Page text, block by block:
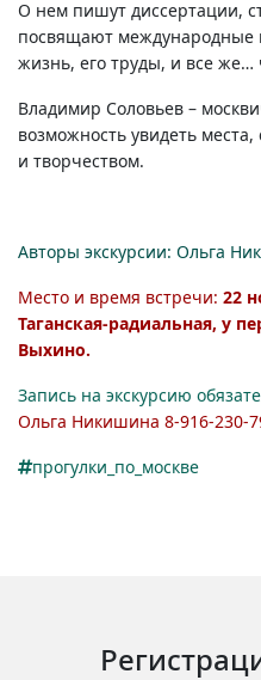
О нем пишут диссертации,
посвящают международные
жизнь, его труды, и все
Владимир Соловьев –
возможность увидеть места,
и творчеством.
Авторы экскурсии: Ольга
Место и время встречи: 22
Таганская-радиальная, у
Выхино.
Запись на экскурсию
Ольга Никишина 8-916-230-
прогулки_по_москве